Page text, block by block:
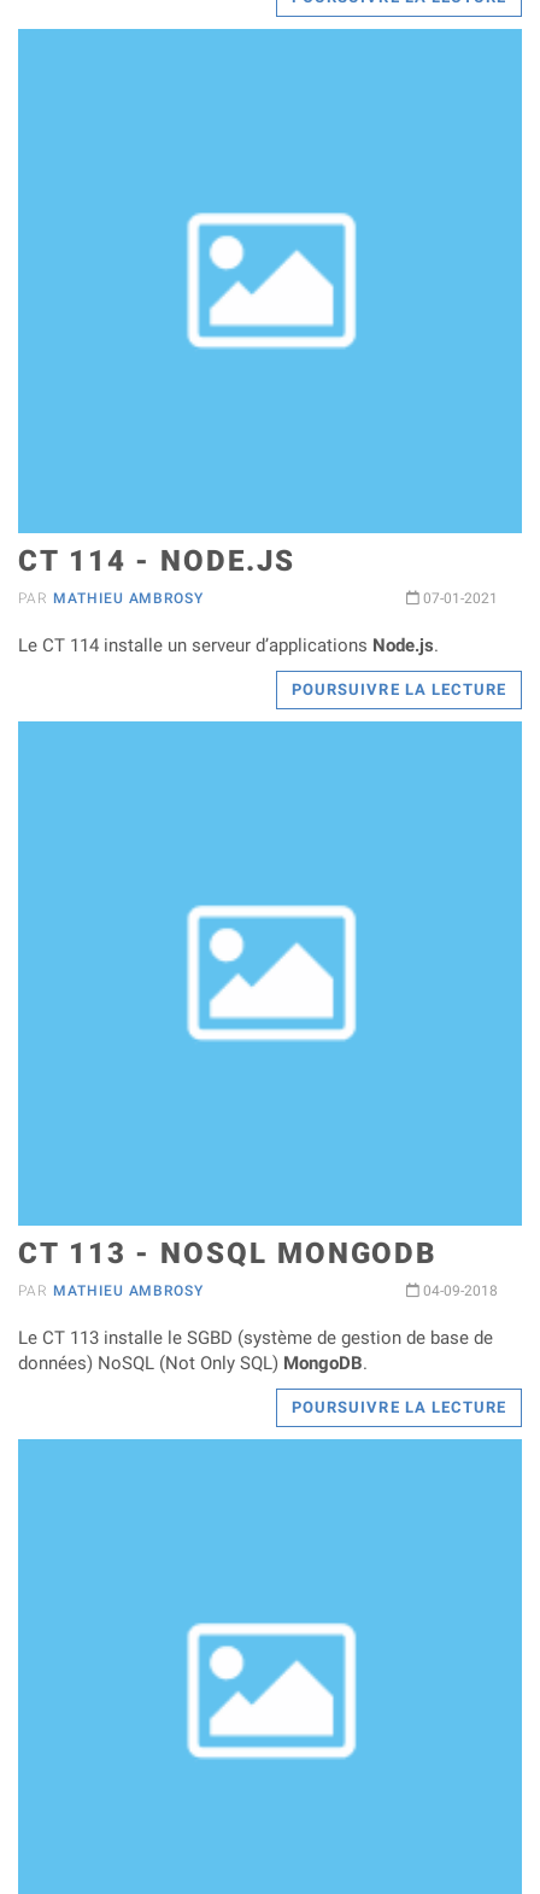
CT 114 - NODE.JS
PAR MATHIEU AMBROSY 07-01-2021
Le CT 114 installe un serveur d’applications Node.js.
POURSUIVRE LA LECTURE
CT 113 - NOSQL MONGODB
PAR MATHIEU AMBROSY 04-09-2018
Le CT 113 installe le SGBD (système de gestion de base de
données) NoSQL (Not Only SQL) MongoDB.
POURSUIVRE LA LECTURE